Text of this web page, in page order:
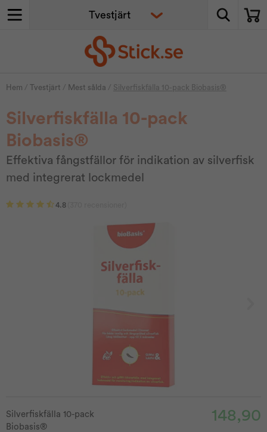
Hem / Tvestjärt / Mest sålda / Silverfiskfälla 10-pack Biobasis®
Silverfiskfälla 10-pack
Biobasis®
Effektiva fångstfällor för indikation av silverfisk
med integrerat lockmedel
4.8
Silverfiskfälla 10-pack
Biobasis®
148,90